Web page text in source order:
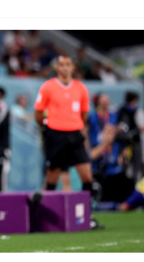
dok se drugi ubacuju sa strane
VIJESTI
je glazbeni genij Oliver Dragojević
što slaviti, dobili su ono što im povijesno